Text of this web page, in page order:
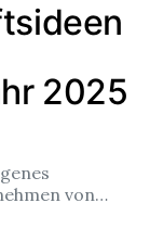
2025
von…